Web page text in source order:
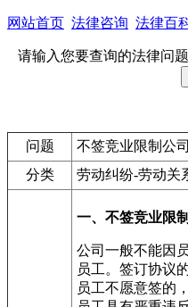
网站首页 法律咨询 法律百
请输入您要查询的法律问题
问题
不签竞业限制公
分类
劳动纠纷-劳动关
一、不签竞业限
公司一般不能因
员工。签订协议
员工不愿意签的